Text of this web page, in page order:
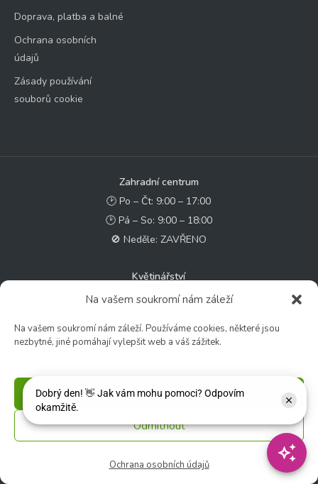
Na vašem soukromí nám záleží
Na vašem soukromí nám záleží. Používáme cookies, některé jsou
nezbytné, jiné pomáhají vylepšit web a váš zážitek.
Příjmout
Odmítnout
Ochrana osobních údajů
Doprava, platba a balné
Ochrana osobních
údajů
Zásady používání
souborů cookie
Zahradní centrum
🕑 Po – Čt: 9:00 – 17:00
🕑 Pá – So: 9:00 – 18:00
🚫 Neděle: ZAVŘENO
Květinářství
🕑 Ut – Pá: 9:00 - 12:00 │ 13:00 - 17:00
🚫 Ne - Po: ZAVŘENO
✉️ e-shop@zcstrakovo.cz
Sledujte nás: